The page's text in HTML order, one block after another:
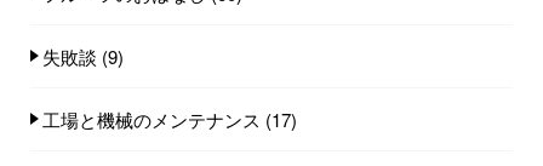
失敗談 (9)
工場と機械のメンテナンス (17)